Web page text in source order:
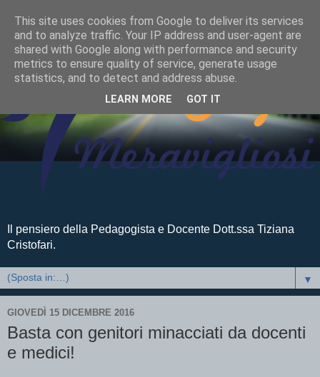
Il pensiero della Pedagogista e Docente Dott.ssa Tiziana
Cristofari.
▼
GIOVEDÌ 15 DICEMBRE 2016
Basta con genitori minacciati da docenti
e medici!
This site uses cookies from Google to deliver its services
and to analyze traffic. Your IP address and user-agent are
shared with Google along with performance and security
metrics to ensure quality of service, generate usage
statistics, and to detect and address abuse.
LEARN MORE GOT IT